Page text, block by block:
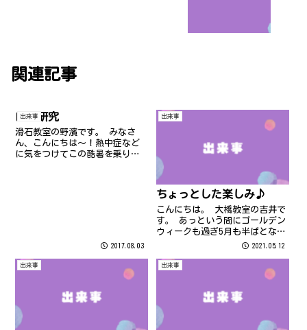
関連記事
出来事
自由研究
滑石教室の野濱です。 みなさ
ん、こんにちは〜！熱中症など
に気をつけてこの酷暑を乗り切
2017.08.03
出来事
ちょっとした楽しみ♪
こんにちは。 大橋教室の吉井で
す。 あっという間にゴールデン
ウィークも過ぎ5月も半ばとなり
ました 早いですね みなさま、
まさか今年もステイホームのゴ
は、少しで...
2021.05.12
出来事 出来事